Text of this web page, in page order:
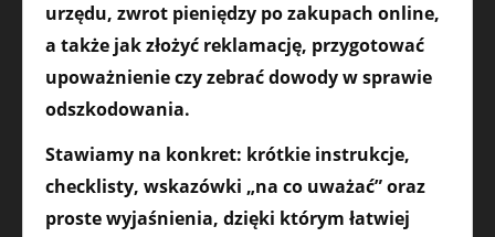
urzędu, zwrot pieniędzy po zakupach online,
a także jak złożyć reklamację, przygotować
upoważnienie czy zebrać dowody w sprawie
odszkodowania.
Stawiamy na konkret: krótkie instrukcje,
checklisty, wskazówki „na co uważać” oraz
proste wyjaśnienia, dzięki którym łatwiej